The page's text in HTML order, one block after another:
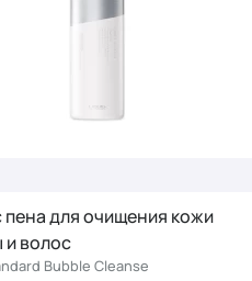
пена для очищения кожи
и волос
Bubble Cleanse